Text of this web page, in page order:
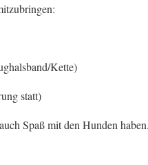
Kette)
statt)
Spaß mit den Hunden haben.